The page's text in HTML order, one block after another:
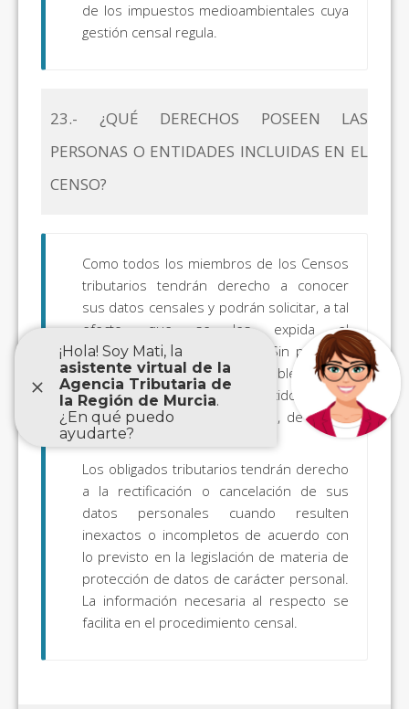
de los impuestos medioambientales cuya
gestión censal regula.
23.- ¿QUÉ DERECHOS POSEEN LAS
PERSONAS O ENTIDADES INCLUIDAS EN EL
CENSO?
Como todos los miembros de los Censos
tributarios tendrán derecho a conocer
sus datos censales y podrán solicitar, a tal
efecto, que se les expida el
correspondiente certificado. Sin perjuicio
de lo anterior, será aplicable a los
referidos datos lo establecido en el
artículo 95 de la Ley 58/2003, de 17 de
diciembre, General Tributaria.
Los obligados tributarios tendrán derecho
a la rectificación o cancelación de sus
datos personales cuando resulten
inexactos o incompletos de acuerdo con
lo previsto en la legislación de materia de
protección de datos de carácter personal.
La información necesaria al respecto se
facilita en el procedimiento censal.